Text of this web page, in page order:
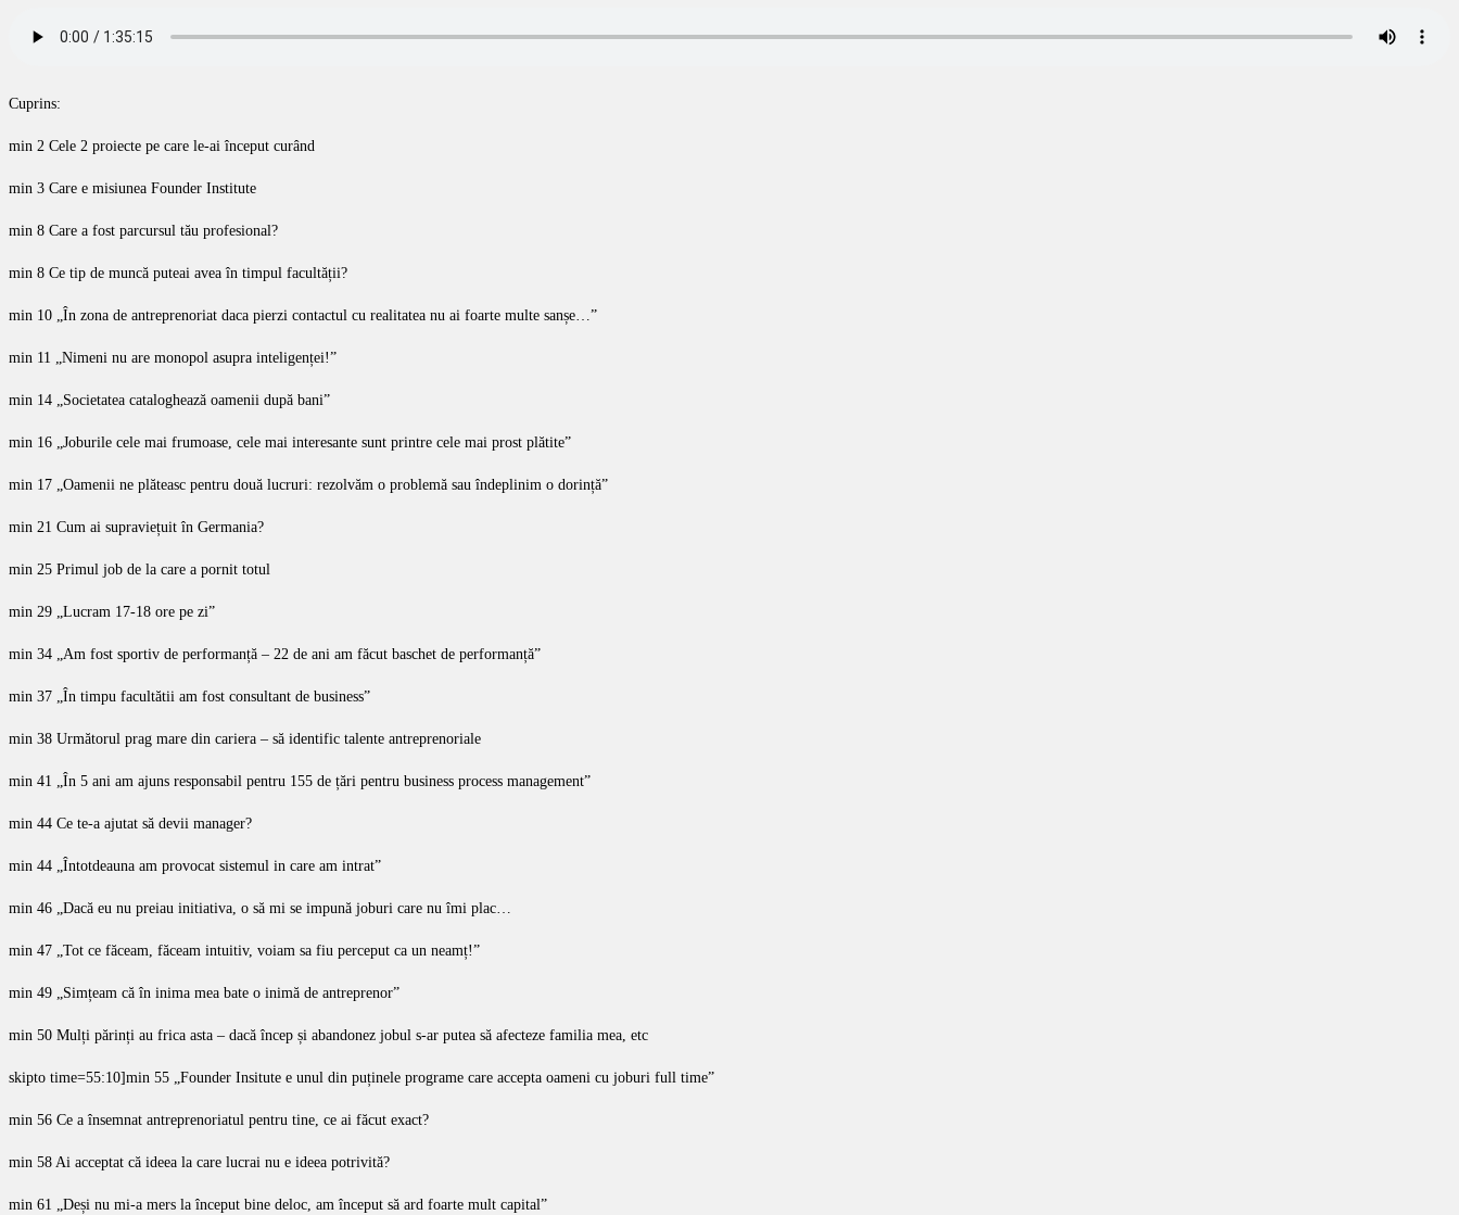
Cuprins:
min 2 Cele 2 proiecte pe care le-ai început curând
min 3 Care e misiunea Founder Institute
min 8 Care a fost parcursul tău profesional?
min 8 Ce tip de muncă puteai avea în timpul facultății?
min 10 „În zona de antreprenoriat daca pierzi contactul cu realitatea nu ai foarte multe sanșe…”
min 11 „Nimeni nu are monopol asupra inteligenței!”
min 14 „Societatea cataloghează oamenii după bani”
min 16 „Joburile cele mai frumoase, cele mai interesante sunt printre cele mai prost plătite”
min 17 „Oamenii ne plăteasc pentru două lucruri: rezolvăm o problemă sau îndeplinim o dorință”
min 21 Cum ai supraviețuit în Germania?
min 25 Primul job de la care a pornit totul
min 29 „Lucram 17-18 ore pe zi”
min 34 „Am fost sportiv de performanță – 22 de ani am făcut baschet de performanță”
min 37 „În timpu facultătii am fost consultant de business”
min 38 Următorul prag mare din cariera – să identific talente antreprenoriale
min 41 „În 5 ani am ajuns responsabil pentru 155 de țări pentru business process management”
min 44 Ce te-a ajutat să devii manager?
min 44 „Întotdeauna am provocat sistemul in care am intrat”
min 46 „Dacă eu nu preiau initiativa, o să mi se impună joburi care nu îmi plac…
min 47 „Tot ce făceam, făceam intuitiv, voiam sa fiu perceput ca un neamț!”
min 49 „Simțeam că în inima mea bate o inimă de antreprenor”
min 50 Mulți părinți au frica asta – dacă încep și abandonez jobul s-ar putea să afecteze familia mea, etc
skipto time=55:10]min 55 „Founder Insitute e unul din puținele programe care accepta oameni cu joburi full time”
min 56 Ce a însemnat antreprenoriatul pentru tine, ce ai făcut exact?
min 58 Ai acceptat că ideea la care lucrai nu e ideea potrivită?
min 61 „Deși nu mi-a mers la început bine deloc, am început să ard foarte mult capital”